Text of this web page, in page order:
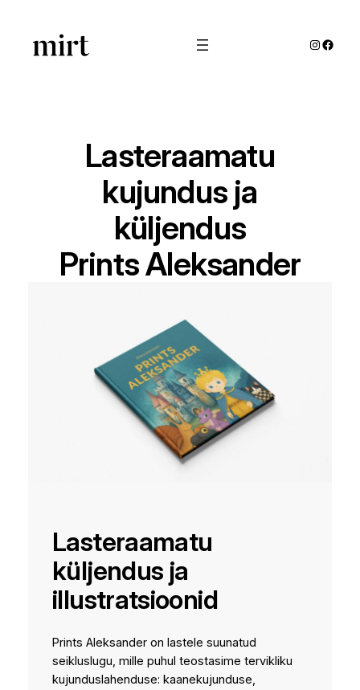
juurde
Lasteraamatu
kujundus ja
küljendus
Prints Aleksander
Lasteraamatu
küljendus ja
illustratsioonid
Prints Aleksander on lastele suunatud
seikluslugu, mille puhul teostasime tervikliku
kujunduslahenduse: kaanekujunduse,